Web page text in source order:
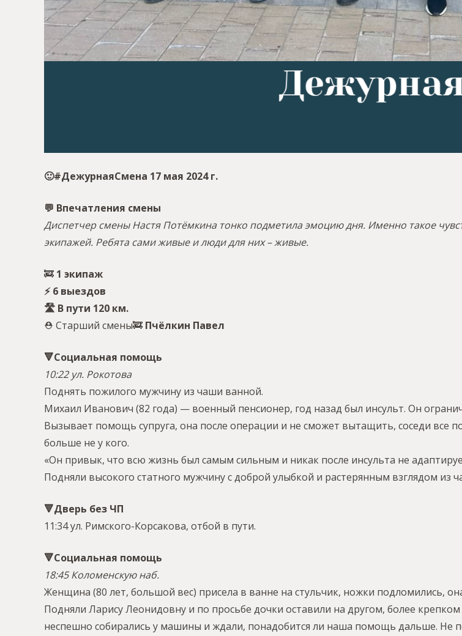
🙂#ДежурнаяСмена 17 мая 2024 г.
💬 Впечатления смены
Диспетчер смены Настя Потёмкина тонко подметила эмоцию дня. Именно такое
экипажей. Ребята сами живые и люди для них – живые.
🚒 1 экипаж
⚡️ 6 выездов
🛣 В пути 120 км.
⛑ Старший смены🚒 Пчёлкин Павел
🔻Социальная помощь
10:22 ул. Рокотова
Поднять пожилого мужчину из чаши ванной.
Михаил Иванович (82 года) — военный пенсионер, год назад был инсульт. Он
Вызывает помощь супруга, она после операции и не сможет вытащить, соседи
больше не у кого.
«Он привык, что всю жизнь был самым сильным и никак после инсульта не
Подняли высокого статного мужчину с доброй улыбкой и растерянным взглядом из
🔻Дверь без ЧП
11:34 ул. Римского-Корсакова, отбой в пути.
🔻Социальная помощь
18:45 Коломенскую наб.
Женщина (80 лет, большой вес) присела в ванне на стульчик, ножки подломились,
Подняли Ларису Леонидовну и по просьбе дочки оставили на другом, более
неспешно собирались у машины и ждали, понадобится ли наша помощь дальше. Не